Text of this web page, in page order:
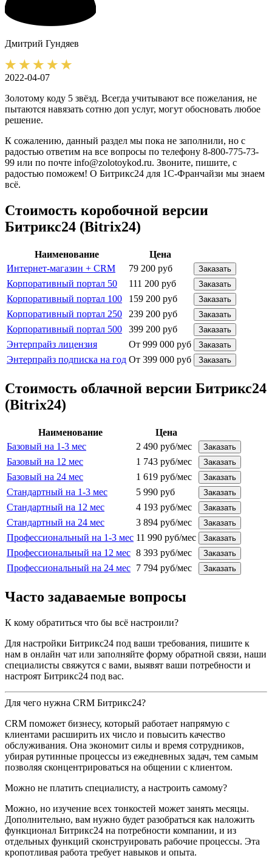
Дмитрий Гундяев
2022-04-07
Золотому коду 5 звёзд. Всегда учитывают все пожелания, не
пытаются навязать сотню доп услуг, могут обосновать любое
решение.
К сожалению, данный раздел мы пока не заполнили, но с
радостью ответим на все вопросы по телефону 8-800-775-73-
99 или по почте info@zolotoykod.ru. Звоните, пишите, с
радостью поможем! О Битрикс24 для 1С-Франчайзи мы знаем
всё.
Стоимость коробочной версии
Битрикс24 (Bitrix24)
Наименование
Цена
Интернет-магазин + CRM
79 200 руб Заказать
Корпоративный портал 50 111 200 руб Заказать
Корпоративный портал 100 159 200 руб Заказать
Корпоративный портал 250 239 200 руб Заказать
Корпоративный портал 500 399 200 руб Заказать
Энтерпрайз лицензия От 999 000 руб Заказать
Энтерпрайз подписка на год От 399 000 руб Заказать
Стоимость облачной версии Битрикс24
(Bitrix24)
Наименование
Цена
Базовый на 1-3 мес
2 490 руб/мес Заказать
Базовый на 12 мес 1 743 руб/мес Заказать
Базовый на 24 мес 1 619 руб/мес Заказать
Стандартный на 1-3 мес 5 990 руб Заказать
Стандартный на 12 мес 4 193 руб/мес Заказать
Стандартный на 24 мес 3 894 руб/мес Заказать
Профессиональный на 1-3 мес 11 990 руб/мес Заказать
Профессиональный на 12 мес 8 393 руб/мес Заказать
Профессиональный на 24 мес 7 794 руб/мес Заказать
Часто задаваемые вопросы
К кому обратиться что бы всё настроили?
Для настройки Битрикс24 под ваши требования, пишите к
нам в онлайн чат или заполняйте форму обратной связи, наши
специалисты свяжутся с вами, выявят ваши потребности и
настроят Битрикс24 под вас.
Для чего нужна CRM Битрикс24?
CRM поможет бизнесу, который работает напрямую с
клиентами расширить их число и повысить качество
обслуживания. Она экономит силы и время сотрудников,
убирая рутинные процессы из ежедневных задач, тем самым
позволяя сконцентрироваться на общении с клиентом.
Можно не платить специалисту, а настроить самому?
Можно, но изучение всех тонкостей может занять месяцы.
Дополнительно, вам нужно будет разобраться как наложить
функционал Битрикс24 на потребности компании, и из
отдельных функций сконструировать рабочие процессы. Эта
кропотливая работа требует навыков и опыта.